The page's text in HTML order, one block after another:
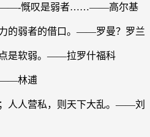
——-慨叹是弱者……――高尔基
的弱者的借口。――罗曼？罗兰
是软弱。――拉罗什福科
――林逋
人人营私，则天下大乱。――刘